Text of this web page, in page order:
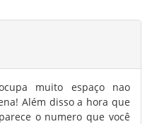
muito espaço nao
Além disso a hora que
o numero que você